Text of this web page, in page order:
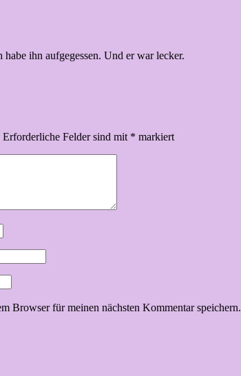
ihn aufgegessen. Und er war lecker.
Erforderliche Felder sind mit * markiert
Browser für meinen nächsten Kommentar speichern.